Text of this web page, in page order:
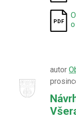
autor